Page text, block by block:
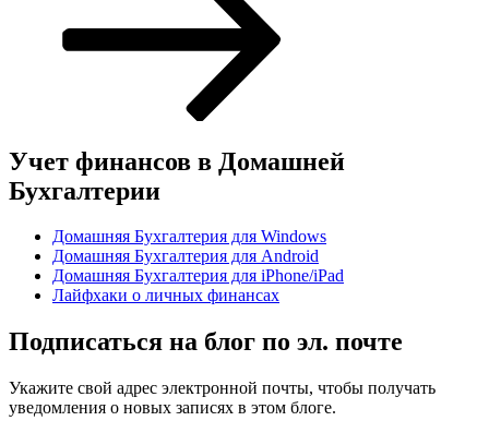
Учет финансов в Домашней
Бухгалтерии
Домашняя Бухгалтерия для Windows
Домашняя Бухгалтерия для Android
Домашняя Бухгалтерия для iPhone/iPad
Лайфхаки о личных финансах
Подписаться на блог по эл. почте
Укажите свой адрес электронной почты, чтобы получать
уведомления о новых записях в этом блоге.